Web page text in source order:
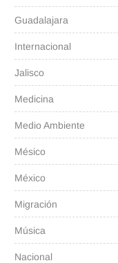
Guadalajara
Internacional
Jalisco
Medicina
Medio Ambiente
Mésico
México
Migración
Música
Nacional